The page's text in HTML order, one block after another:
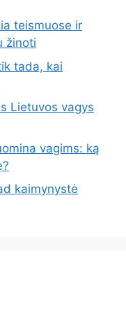
teismuose ir
žinoti
tada, kai
Lietuvos vagys
vagims: ką
kaimynystė